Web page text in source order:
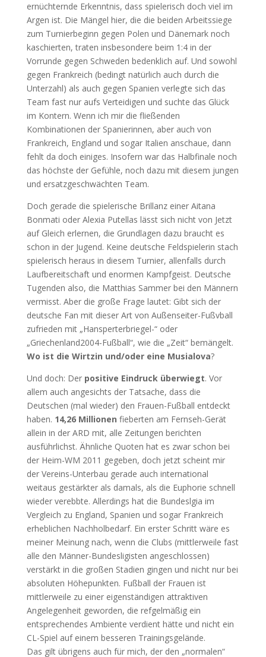
ernüchternde Erkenntnis, dass spielerisch doch viel im
Argen ist. Die Mängel hier, die die beiden Arbeitssiege
zum Turnierbeginn gegen Polen und Dänemark noch
kaschierten, traten insbesondere beim 1:4 in der
Vorrunde gegen Schweden bedenklich auf. Und sowohl
gegen Frankreich (bedingt natürlich auch durch die
Unterzahl) als auch gegen Spanien verlegte sich das
Team fast nur aufs Verteidigen und suchte das Glück
im Kontern. Wenn ich mir die fließenden
Kombinationen der Spanierinnen, aber auch von
Frankreich, England und sogar Italien anschaue, dann
fehlt da doch einiges. Insofern war das Halbfinale noch
das höchste der Gefühle, noch dazu mit diesem jungen
und ersatzgeschwächten Team.
Doch gerade die spielerische Brillanz einer Aitana
Bonmati oder Alexia Putellas lässt sich nicht von Jetzt
auf Gleich erlernen, die Grundlagen dazu braucht es
schon in der Jugend. Keine deutsche Feldspielerin stach
spielerisch heraus in diesem Turnier, allenfalls durch
Laufbereitschaft und enormen Kampfgeist. Deutsche
Tugenden also, die Matthias Sammer bei den Männern
vermisst. Aber die große Frage lautet: Gibt sich der
deutsche Fan mit dieser Art von Außenseiter-Fußvball
zufrieden mit „Hansperterbriegel-“ oder
„Griechenland2004-Fußball“, wie die „Zeit“ bemängelt.
Wo ist die Wirtzin und/oder eine Musialova?
Und doch: Der positive Eindruck überwiegt. Vor
allem auch angesichts der Tatsache, dass die
Deutschen (mal wieder) den Frauen-Fußball entdeckt
haben. 14,26 Millionen fieberten am Fernseh-Gerät
allein in der ARD mit, alle Zeitungen berichten
ausführlichst. Ähnliche Quoten hat es zwar schon bei
der Heim-WM 2011 gegeben, doch jetzt scheint mir
der Vereins-Unterbau gerade auch international
weitaus gestärkter als damals, als die Euphorie schnell
wieder verebbte. Allerdings hat die Bundeslgia im
Vergleich zu England, Spanien und sogar Frankreich
erheblichen Nachholbedarf. Ein erster Schritt wäre es
meiner Meinung nach, wenn die Clubs (mittlerweile fast
alle den Männer-Bundesligisten angeschlossen)
verstärkt in die großen Stadien gingen und nicht nur bei
absoluten Höhepunkten. Fußball der Frauen ist
mittlerweile zu einer eigenständigen attraktiven
Angelegenheit geworden, die refgelmäßig ein
entsprechendes Ambiente verdient hätte und nicht ein
CL-Spiel auf einem besseren Trainingsgelände.
Das gilt übrigens auch für mich, der den „normalen“